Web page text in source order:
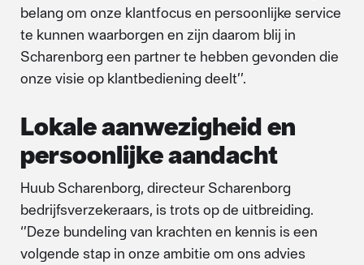
belang om onze klantfocus en persoonlijke service
te kunnen waarborgen en zijn daarom blij in
Scharenborg een partner te hebben gevonden die
onze visie op klantbediening deelt’’.
Lokale aanwezigheid en
persoonlijke aandacht
Huub Scharenborg, directeur Scharenborg
bedrijfsverzekeraars, is trots op de uitbreiding.
‘’Deze bundeling van krachten en kennis is een
volgende stap in onze ambitie om ons advies